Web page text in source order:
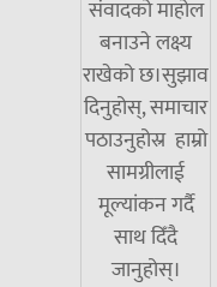
संवादको माहोल
बनाउने लक्ष्य
राखेको छ।सुझाव
दिनुहोस्, समाचार
पठाउनुहोस्र हाम्रो
सामग्रीलाई
मूल्यांकन गर्दै
साथ दिँदै
जानुहोस्।